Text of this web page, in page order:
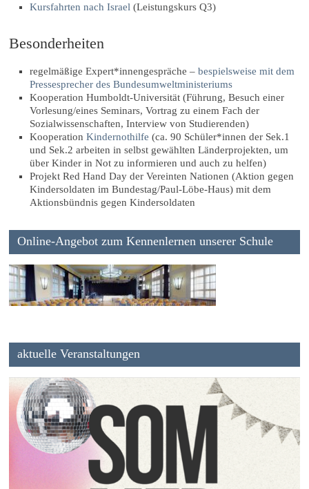
Kursfahrten nach Israel(Leistungskurs Q3)
Besonderheiten
regelmäßige Expert*innengespräche –bespielsweise mit dem
Pressesprecher des Bundesumweltministeriums
Kooperation Humboldt-Universität (Führung, Besuch einer
Vorlesung/eines Seminars, Vortrag zu einem Fach der
Sozialwissenschaften, Interview von Studierenden)
KooperationKindernothilfe (ca. 90 Schüler*innen der Sek.1
und Sek.2 arbeiten in selbst gewählten Länderprojekten, um
über Kinder in Not zu informieren und auch zu helfen)
Projekt Red Hand Day der Vereinten Nationen (Aktion gegen
Kindersoldaten im Bundestag/Paul-Löbe-Haus) mit dem
Aktionsbündnis gegen Kindersoldaten
Online-Angebot zum Kennenlernen unserer Schule
aktuelle Veranstaltungen